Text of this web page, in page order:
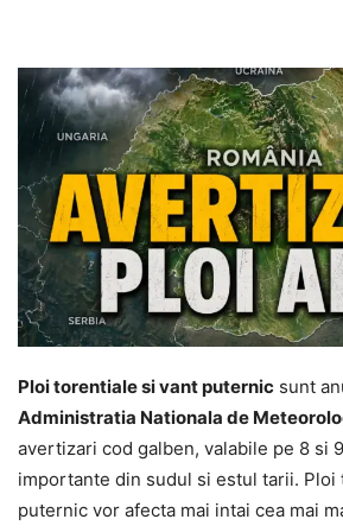
Ploi torentiale si vant puternic sunt
Administratia Nationala de
avertizari cod galben, valabile pe 8 si
importante din sudul si estul tarii. Ploi
puternic vor afecta mai intai cea mai